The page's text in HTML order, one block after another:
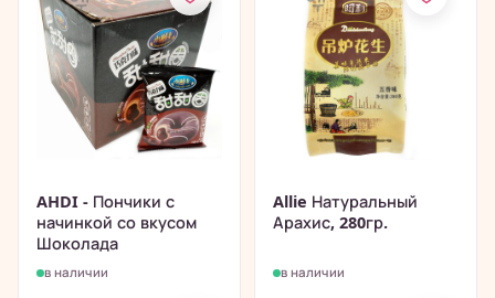
AHDI - Пончики с
начинкой со вкусом
Шоколада
в наличии
Allie Натуральный
Арахис, 280гр.
в наличии